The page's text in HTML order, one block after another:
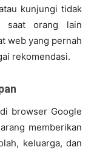
kunjungi tidak
saat orang lain
web yang pernah
rekomendasi.
browser Google
memberikan
keluarga, dan